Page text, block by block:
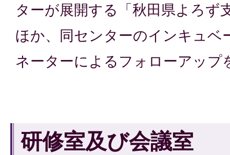
ターが展開する「秋田県よろず
ほか、同センターのインキュベ
ネーターによるフォローアッ
研修室及び会議室